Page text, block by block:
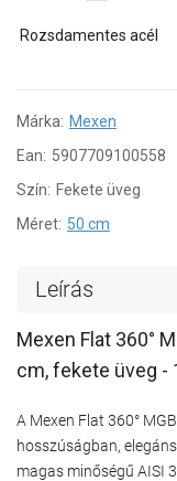
Rozsdamentes acél
Márka: Mexen
Ean: 5907709100558
Szín: Fekete üveg
Méret: 50 cm
Leírás
Mexen Flat 360°
cm, fekete üveg -
A Mexen Flat 360°
hosszúságban,
magas minőségű AISI